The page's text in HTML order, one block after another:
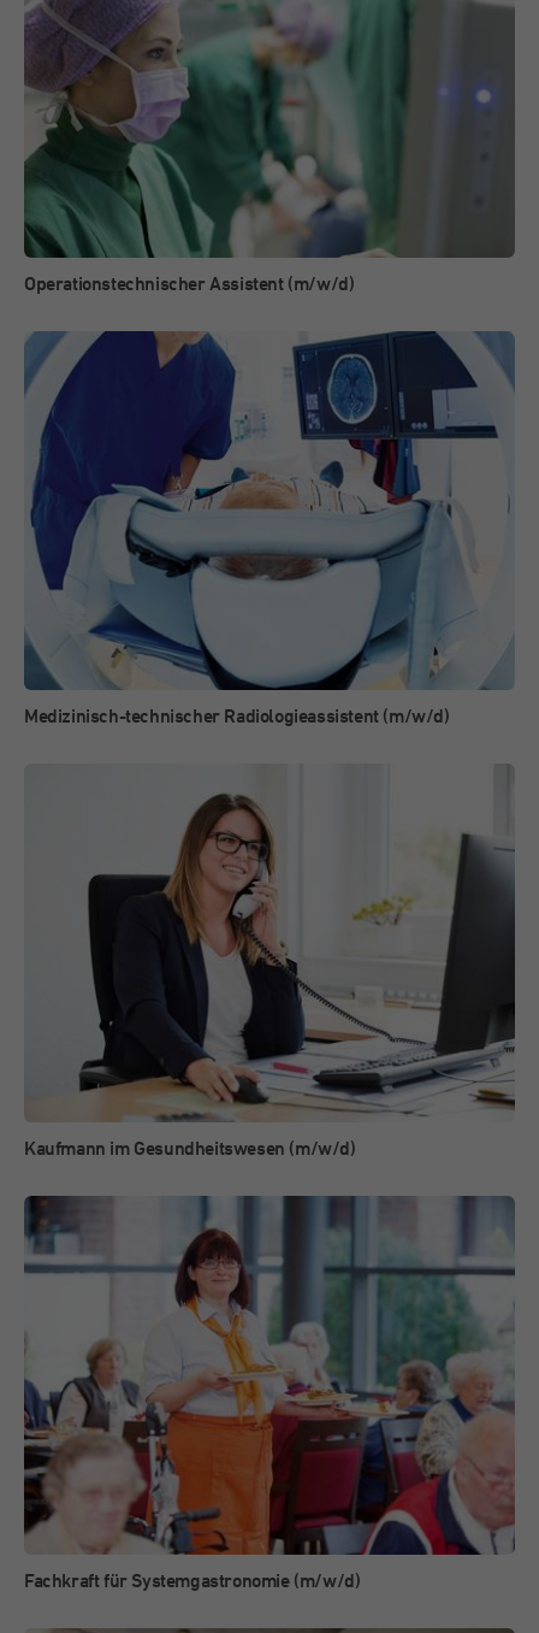
Operationstechnischer Assistent (m/w/d)
Medizinisch-technischer Radiologieassistent (m/w/d)
Kaufmann im Gesundheitswesen (m/w/d)
Fachkraft für Systemgastronomie (m/w/d)